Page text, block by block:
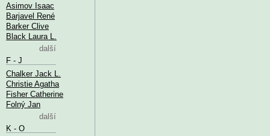
Asimov Isaac
Barjavel René
Barker Clive
Black Laura L.
další
F - J
Chalker Jack L.
Christie Agatha
Fisher Catherine
Folný Jan
další
K - O